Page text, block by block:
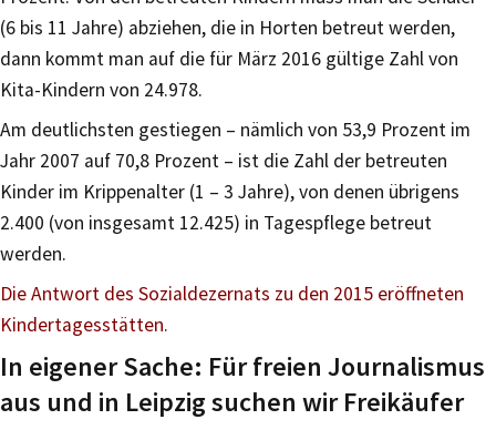
(6 bis 11 Jahre) abziehen, die in Horten betreut werden,
dann kommt man auf die für März 2016 gültige Zahl von
Kita-Kindern von 24.978.
Am deutlichsten gestiegen – nämlich von 53,9 Prozent im
Jahr 2007 auf 70,8 Prozent – ist die Zahl der betreuten
Kinder im Krippenalter (1 – 3 Jahre), von denen übrigens
2.400 (von insgesamt 12.425) in Tagespflege betreut
werden.
Die Antwort des Sozialdezernats zu den 2015 eröffneten
Kindertagesstätten.
In eigener Sache: Für freien Journalismus
aus und in Leipzig suchen wir Freikäufer